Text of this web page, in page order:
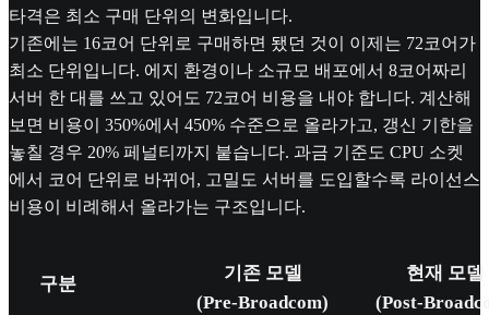
타격은 최소 구매 단위의 변화입니다.
기존에는 16코어 단위로 구매하면 됐던 것이 이제는 72코어가
최소 단위입니다. 에지 환경이나 소규모 배포에서 8코어짜리
서버 한 대를 쓰고 있어도 72코어 비용을 내야 합니다. 계산해
보면 비용이 350%에서 450% 수준으로 올라가고, 갱신 기한을
놓칠 경우 20% 페널티까지 붙습니다. 과금 기준도 CPU 소켓
에서 코어 단위로 바뀌어, 고밀도 서버를 도입할수록 라이선스
비용이 비례해서 올라가는 구조입니다.
구분
기존 모델
(Pre-Broadcom)
현재 모델
(Post-